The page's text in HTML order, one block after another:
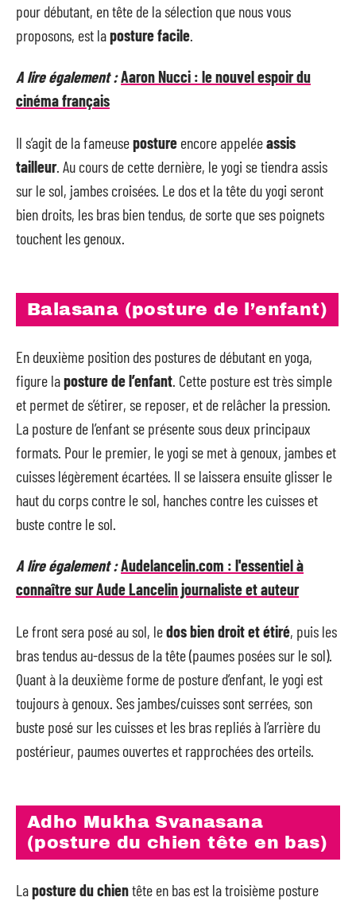
pour débutant, en tête de la sélection que nous vous
proposons, est laposture facile
A lire également :Aaron Nucci : le nouvel espoir du
cinéma français
Il s’agit de la fameuseposture encore appeléeassis
tailleur. Au cours de cette dernière, le yogi se tiendra assis
sur le sol, jambes croisées. Le dos et la tête du yogi seront
bien droits, les bras bien tendus, de sorte que ses poignets
touchent les genoux.
Balasana (posture de l’enfant)
En deuxième position des postures de débutant en yoga,
figure laposture de l’enfant . Cette posture est très simple
et permet de s’étirer, se reposer, et de relâcher la pression.
La posture de l’enfant se présente sous deux principaux
formats. Pour le premier, le yogi se met à genoux, jambes et
cuisses légèrement écartées. Il se laissera ensuite glisser le
haut du corps contre le sol, hanches contre les cuisses et
buste contre le sol.
A lire également :Audelancelin.com : l'essentiel à
connaître sur Aude Lancelin journaliste et auteur
Le front sera posé au sol, ledos bien droit et étiré, puis les
bras tendus au-dessus de la tête (paumes posées sur le sol).
Quant à la deuxième forme de posture d’enfant, le yogi est
toujours à genoux. Ses jambes/cuisses sont serrées, son
buste posé sur les cuisses et les bras repliés à l’arrière du
postérieur, paumes ouvertes et rapprochées des orteils.
Adho Mukha Svanasana
(posture du chien tête en bas)
Laposture du chientête en bas est la troisième posture